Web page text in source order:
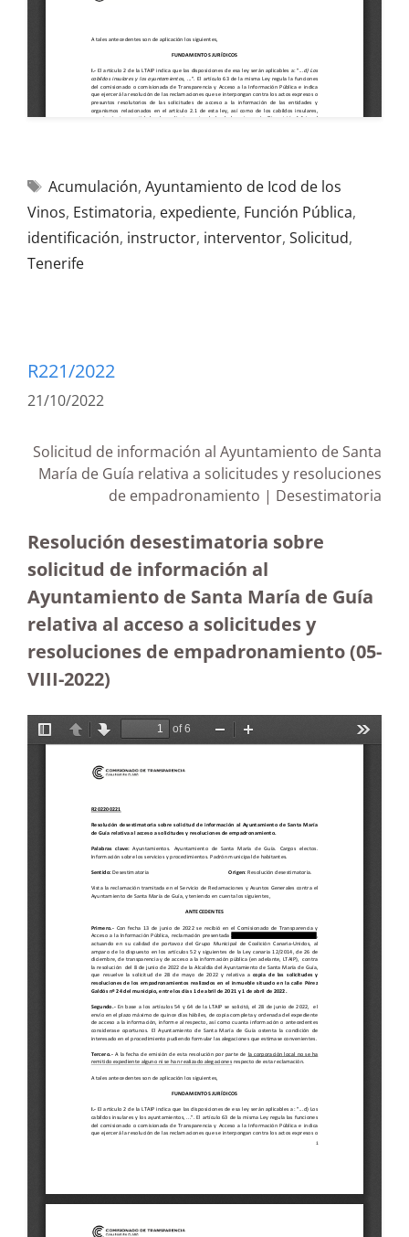
Acumulación, Ayuntamiento de Icod de los
Vinos, Estimatoria, expediente, Función Pública,
identificación, instructor, interventor, Solicitud,
Tenerife
R221/2022
21/10/2022
Solicitud de información al Ayuntamiento de Santa
María de Guía relativa a solicitudes y resoluciones
de empadronamiento | Desestimatoria
Resolución desestimatoria sobre
solicitud de información al
Ayuntamiento de Santa María de Guía
relativa al acceso a solicitudes y
resoluciones de empadronamiento (05-
VIII-2022)